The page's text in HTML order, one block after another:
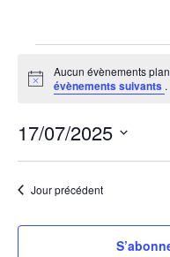
for
17
juillet
2025
Notice
Aucun évènements
évènements suivants .
17/07/2025
Sélectionnez
uneJour précédent